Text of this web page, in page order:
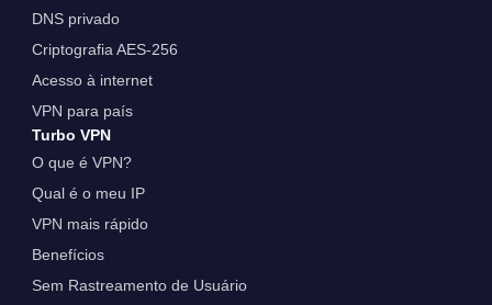
DNS privado
Criptografia AES-256
Acesso à internet
VPN para país
Turbo VPN
O que é VPN?
Qual é o meu IP
VPN mais rápido
Benefícios
Sem Rastreamento de Usuário